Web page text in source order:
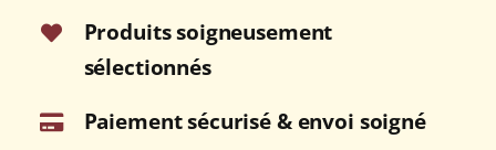
Produits soigneusement
sélectionnés
Paiement sécurisé & envoi soigné